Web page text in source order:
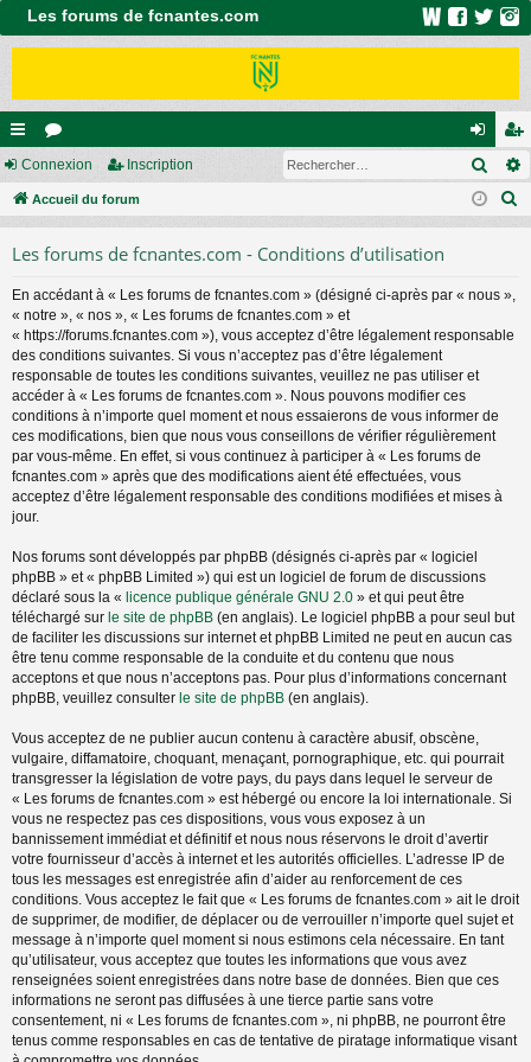
Les forums de fcnantes.com
ac
co
or
u
on
ne
ns
cri
Connexion Inscription
Accueil du forum
Les forums de fcnantes.com - Conditions d’utilisation
En accédant à « Les forums de fcnantes.com » (désigné ci-après par « nous »,
« notre », « nos », « Les forums de fcnantes.com » et
« https://forums.fcnantes.com »), vous acceptez d’être légalement responsable
des conditions suivantes. Si vous n’acceptez pas d’être légalement
responsable de toutes les conditions suivantes, veuillez ne pas utiliser et
accéder à « Les forums de fcnantes.com ». Nous pouvons modifier ces
conditions à n’importe quel moment et nous essaierons de vous informer de
ces modifications, bien que nous vous conseillons de vérifier régulièrement
par vous-même. En effet, si vous continuez à participer à « Les forums de
fcnantes.com » après que des modifications aient été effectuées, vous
acceptez d’être légalement responsable des conditions modifiées et mises à
jour.
Nos forums sont développés par phpBB (désignés ci-après par « logiciel
phpBB » et « phpBB Limited ») qui est un logiciel de forum de discussions
déclaré sous la « licence publique générale GNU 2.0 » et qui peut être
téléchargé sur le site de phpBB (en anglais). Le logiciel phpBB a pour seul but
de faciliter les discussions sur internet et phpBB Limited ne peut en aucun cas
être tenu comme responsable de la conduite et du contenu que nous
acceptons et que nous n’acceptons pas. Pour plus d’informations concernant
phpBB, veuillez consulter le site de phpBB (en anglais).
Vous acceptez de ne publier aucun contenu à caractère abusif, obscène,
vulgaire, diffamatoire, choquant, menaçant, pornographique, etc. qui pourrait
transgresser la législation de votre pays, du pays dans lequel le serveur de
« Les forums de fcnantes.com » est hébergé ou encore la loi internationale. Si
vous ne respectez pas ces dispositions, vous vous exposez à un
bannissement immédiat et définitif et nous nous réservons le droit d’avertir
votre fournisseur d’accès à internet et les autorités officielles. L’adresse IP de
tous les messages est enregistrée afin d’aider au renforcement de ces
conditions. Vous acceptez le fait que « Les forums de fcnantes.com » ait le droit
de supprimer, de modifier, de déplacer ou de verrouiller n’importe quel sujet et
message à n’importe quel moment si nous estimons cela nécessaire. En tant
qu’utilisateur, vous acceptez que toutes les informations que vous avez
renseignées soient enregistrées dans notre base de données. Bien que ces
informations ne seront pas diffusées à une tierce partie sans votre
consentement, ni « Les forums de fcnantes.com », ni phpBB, ne pourront être
tenus comme responsables en cas de tentative de piratage informatique visant